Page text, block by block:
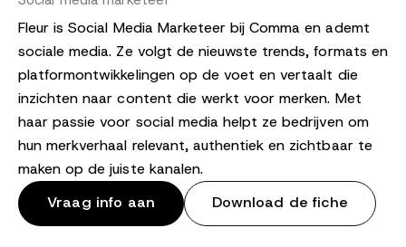
Fleur is Social Media Marketeer bij Comma en ademt
sociale media. Ze volgt de nieuwste trends, formats en
platformontwikkelingen op de voet en vertaalt die
inzichten naar content die werkt voor merken. Met
haar passie voor social media helpt ze bedrijven om
hun merkverhaal relevant, authentiek en zichtbaar te
maken op de juiste kanalen.
Vraag info aan
Download de fiche